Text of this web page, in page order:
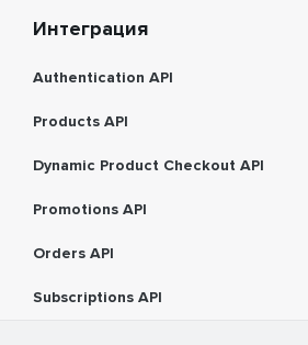
Интеграция
Authentication API
Products API
Dynamic Product Checkout API
Promotions API
Orders API
Subscriptions API